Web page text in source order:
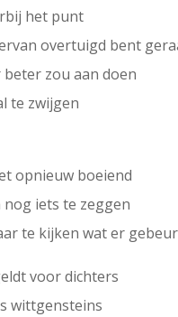
het punt
overtuigd bent
beter zou aan doen
te zwijgen
opnieuw boeiend
nog iets te zeggen
te kijken wat er
voor dichters
wittgensteins